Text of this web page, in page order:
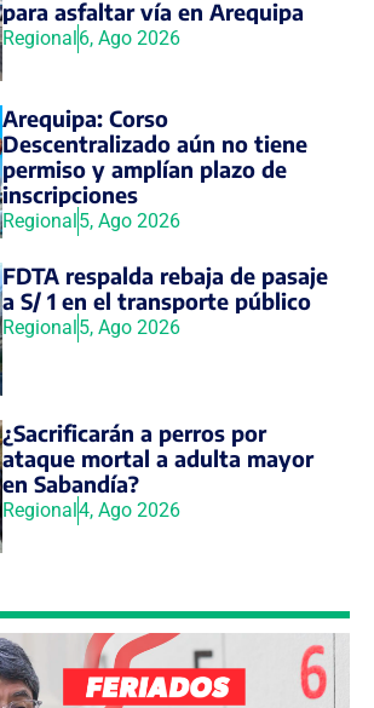
para asfaltar vía en Arequipa
Regional6, Ago 2026
Arequipa: Corso
Descentralizado aún no tiene
permiso y amplían plazo de
inscripciones
Regional5, Ago 2026
FDTA respalda rebaja de pasaje
a S/ 1 en el transporte público
Regional5, Ago 2026
¿Sacrificarán a perros por
ataque mortal a adulta mayor
en Sabandía?
Regional4, Ago 2026